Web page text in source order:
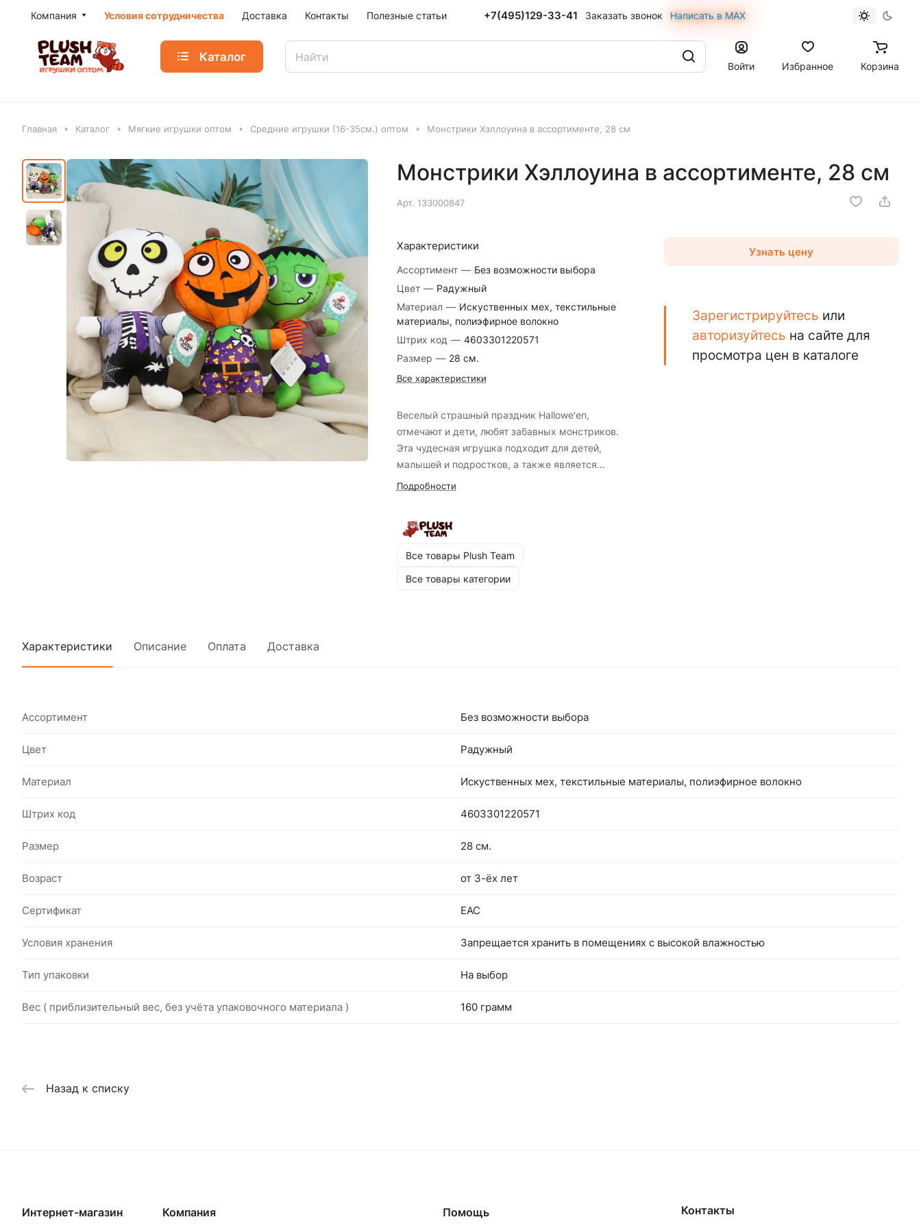
Компания Условия сотрудничества Доставка Контакты Полезные статьи +7(495)129-33-41 Заказать звонок Написать в MAX
Каталог
Войти Избранное Корзина
Главная Каталог Мягкие игрушки оптом Средние игрушки (16-35см.) оптом Монстрики Хэллоуина в ассортименте, 28 см
Монстрики Хэллоуина в ассортименте, 28 см
Арт. 133000847
Характеристики
Ассортимент — Без возможности выбора
Цвет — Радужный
Материал — Искуственных мех, текстильные
материалы, полиэфирное волокно
Штрих код — 4603301220571
Размер — 28 см.
Все характеристики
Веселый страшный праздник Hallowe'en,
отмечают и дети, любят забавных монстриков.
Эта чудесная игрушка подходит для детей,
малышей и подростков, а также является
прекрасным выбором для сюрприза близкому
Подробности
Все товары Plush Team
Все товары категории
Узнать цену
Зарегистрируйтесь или
авторизуйтесь на сайте для
просмотра цен в каталоге
Характеристики Описание Оплата Доставка
Ассортимент Без возможности выбора
Цвет Радужный
Материал Искуственных мех, текстильные материалы, полиэфирное волокно
Штрих код 4603301220571
Размер 28 см.
Возраст от 3-ёх лет
Сертификат EAC
Условия хранения Запрещается хранить в помещениях с высокой влажностью
Тип упаковки На выбор
Вес ( приблизительный вес, без учёта упаковочного материала ) 160 грамм
Назад к списку
Интернет-магазин Компания Помощь Контакты